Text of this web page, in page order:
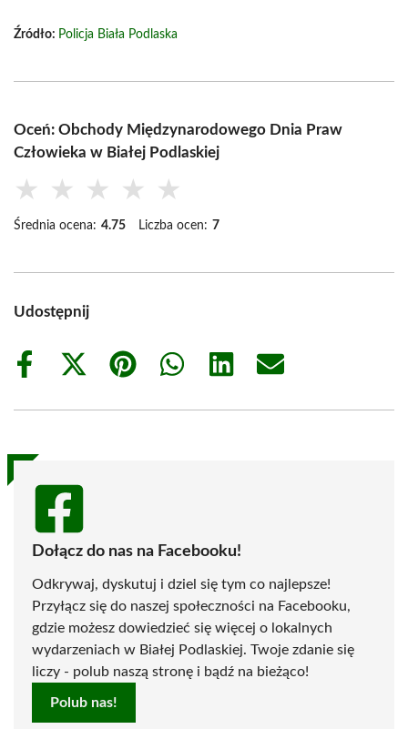
Źródło: Policja Biała Podlaska
Oceń: Obchody Międzynarodowego Dnia Praw
Człowieka w Białej Podlaskiej
★ ★ ★ ★ ★
Średnia ocena: 4.75 Liczba ocen: 7
Udostępnij
Share
Share
(Twitter)
Share
Share
Share
Share
Dołącz do nas na Facebooku!
Odkrywaj, dyskutuj i dziel się tym co najlepsze!
Przyłącz się do naszej społeczności na Facebooku,
gdzie możesz dowiedzieć się więcej o lokalnych
wydarzeniach w Białej Podlaskiej. Twoje zdanie się
liczy - polub naszą stronę i bądź na bieżąco!
Polub nas!